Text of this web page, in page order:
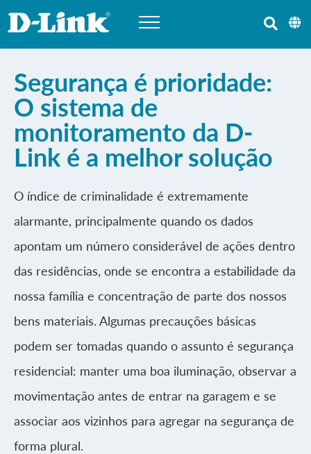
Segurança é prioridade:
O sistema de
monitoramento da D-
Link é a melhor solução
O índice de criminalidade é extremamente
alarmante, principalmente quando os dados
apontam um número considerável de ações dentro
das residências, onde se encontra a estabilidade da
nossa família e concentração de parte dos nossos
bens materiais. Algumas precauções básicas
podem ser tomadas quando o assunto é segurança
residencial: manter uma boa iluminação, observar a
movimentação antes de entrar na garagem e se
associar aos vizinhos para agregar na segurança de
forma plural.